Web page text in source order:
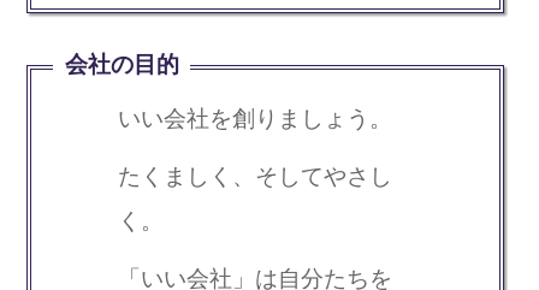
会社の目的
いい会社を創りましょう。
たくましく、そしてやさし
く。
「いい会社」は自分たちを